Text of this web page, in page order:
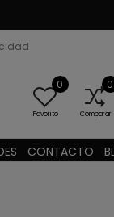
0
Favorito
0
Comparar
CONTACTO